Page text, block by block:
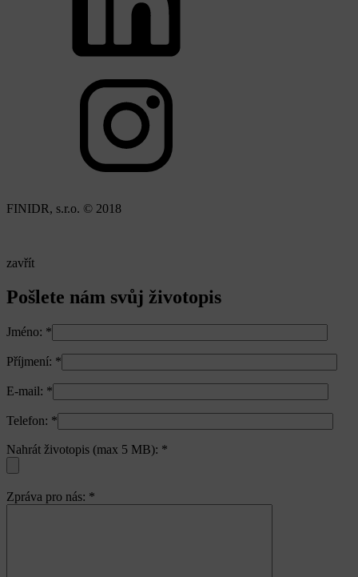
FINIDR, s.r.o. © 2018
zavřít
Pošlete nám svůj životopis
Jméno: *
Příjmení: *
E-mail: *
Telefon: *
Nahrát životopis (max 5 MB): *
Zpráva pro nás: *